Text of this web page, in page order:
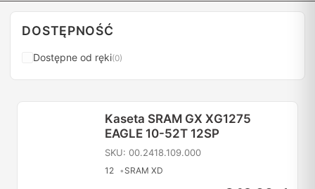
DOSTĘPNOŚĆ
Dostępne od ręki(0)
Kaseta SRAM GX XG1275
EAGLE 10-52T 12SP
SKU: 00.2418.109.000
12 SRAM XD